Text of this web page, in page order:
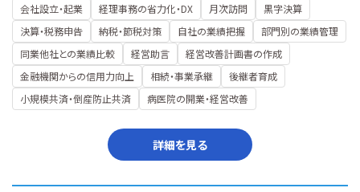
会社設立・起業 経理事務の省力化・DX 月次訪問
黒字決算
決算・税務申告
納税・節税対策 自社の業績把握
部門別の業績管理
同業他社との業績比較
経営助言
経営改善計画書の作成
金融機関からの信用力向上
相続・事業承継
後継者育成
小規模共済・倒産防止共済
病医院の開業・経営改善
詳細を見る